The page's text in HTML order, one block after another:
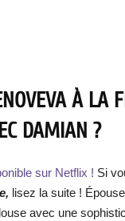
À
DAMIAN ?
sur Netflix ! Si
, lisez la suite !
avec une